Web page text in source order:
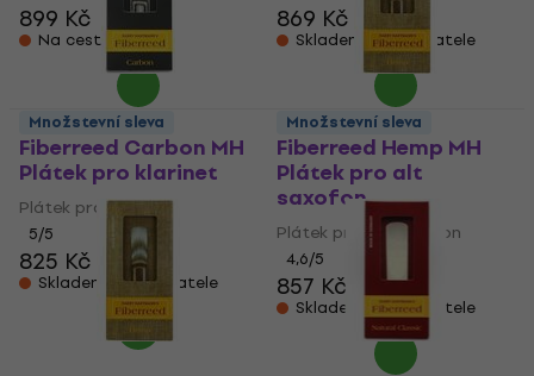
899 Kč
Na cestě
869 Kč
Skladem u dodavatele
Fiberreed Carbon MH
Plátek pro klarinet
Plátek pro klarinet
5/5
825 Kč
Skladem u dodavatele
Fiberreed Hemp MH
Plátek pro alt
saxofon
Plátek pro alt saxofon
4,6/5
857 Kč
Skladem u dodavatele
Množstevní sleva Množstevní sleva